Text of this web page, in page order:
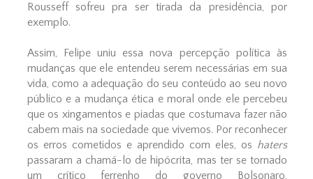
Rousseff sofreu pra ser tirada da presidência, por
exemplo.
Assim, Felipe uniu essa nova percepção política às
mudanças que ele entendeu serem necessárias em sua
vida, como a adequação do seu conteúdo ao seu novo
público e a mudança ética e moral onde ele percebeu
que os xingamentos e piadas que costumava fazer não
cabem mais na sociedade que vivemos. Por reconhecer
os erros cometidos e aprendido com eles, os haters
passaram a chamá-lo de hipócrita, mas ter se tornado
um crítico ferrenho do governo Bolsonaro,